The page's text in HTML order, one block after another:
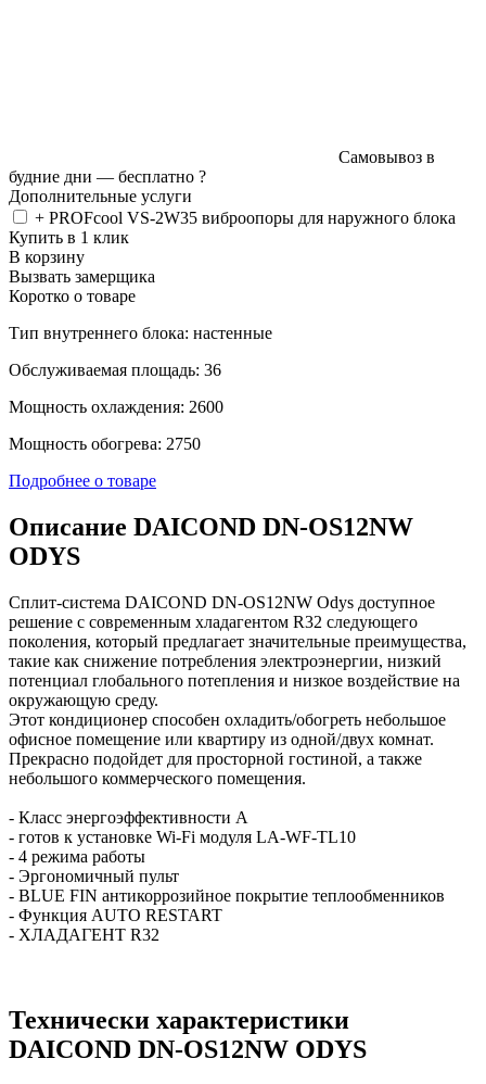
Самовывоз в
будние дни — бесплатно ?
Дополнительные услуги
+ PROFcool VS-2W35 виброопоры для наружного блока
Купить в 1 клик
В корзину
Вызвать замерщика
Коротко о товаре
Тип внутреннего блока: настенные
Обслуживаемая площадь: 36
Мощность охлаждения: 2600
Мощность обогрева: 2750
Подробнее о товаре
Описание DAICOND DN-OS12NW
ODYS
Сплит-система DAICOND DN-OS12NW Odys доступное
решение с современным хладагентом R32 следующего
поколения, который предлагает значительные преимущества,
такие как снижение потребления электроэнергии, низкий
потенциал глобального потепления и низкое воздействие на
окружающую среду.
Этот кондиционер способен охладить/обогреть небольшое
офисное помещение или квартиру из одной/двух комнат.
Прекрасно подойдет для просторной гостиной, а также
небольшого коммерческого помещения.
- Класс энергоэффективности A
- готов к установке Wi-Fi модуля LA-WF-TL10
- 4 режима работы
- Эргономичный пульт
- BLUE FIN антикоррозийное покрытие теплообменников
- Функция AUTO RESTART
- ХЛАДАГЕНТ R32
Технически характеристики
DAICOND DN-OS12NW ODYS